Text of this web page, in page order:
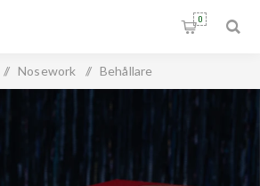
0
/ Nosework / Behållare